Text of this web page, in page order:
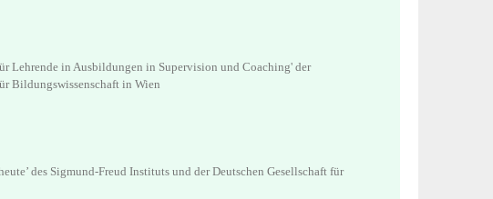
Lehrende in Ausbildungen in Supervision und Coaching' der
Bildungswissenschaft in Wien
des Sigmund-Freud Instituts und der Deutschen Gesellschaft für